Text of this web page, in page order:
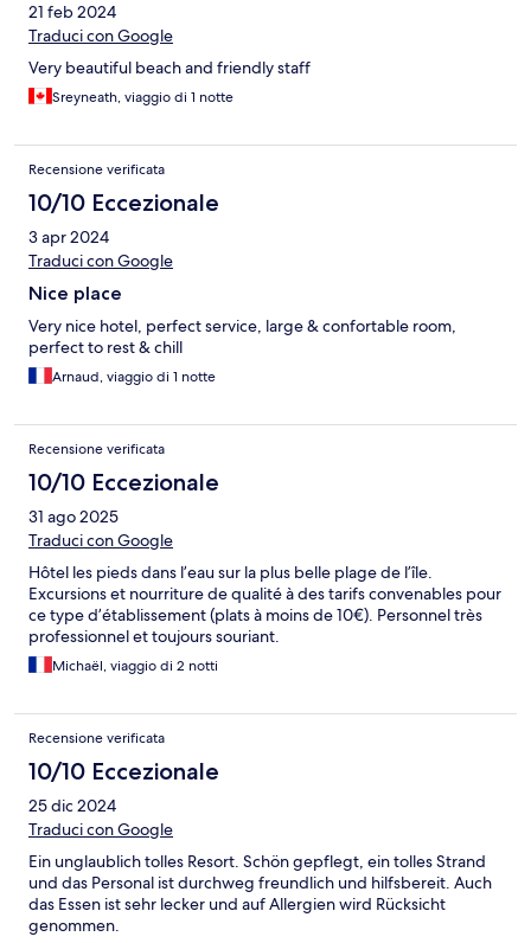
21 feb 2024
Traduci con Google
Very beautiful beach and friendly staff
Sreyneath, viaggio di 1 notte
Recensione verificata
10/10 Eccezionale
3 apr 2024
Traduci con Google
Nice place
Very nice hotel, perfect service, large & confortable room,
perfect to rest & chill
Arnaud, viaggio di 1 notte
Recensione verificata
10/10 Eccezionale
31 ago 2025
Traduci con Google
Hôtel les pieds dans l’eau sur la plus belle plage de l’île.
Excursions et nourriture de qualité à des tarifs convenables pour
ce type d’établissement (plats à moins de 10€). Personnel très
professionnel et toujours souriant.
Michaël, viaggio di 2 notti
Recensione verificata
10/10 Eccezionale
25 dic 2024
Traduci con Google
Ein unglaublich tolles Resort. Schön gepflegt, ein tolles Strand
und das Personal ist durchweg freundlich und hilfsbereit. Auch
das Essen ist sehr lecker und auf Allergien wird Rücksicht
genommen.